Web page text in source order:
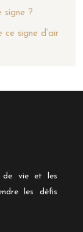
signe ?
signe d’air
de vie et les
les défis